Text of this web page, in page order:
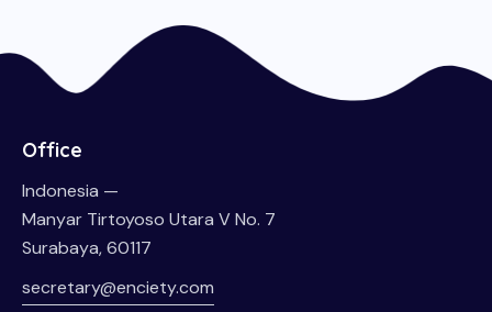
Office
Indonesia —
Manyar Tirtoyoso Utara V No. 7
Surabaya, 60117
secretary@enciety.com